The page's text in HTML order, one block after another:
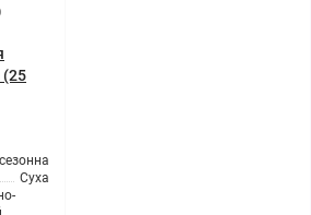
(25
Суха